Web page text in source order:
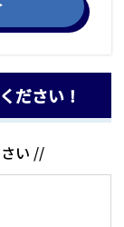
ださい！